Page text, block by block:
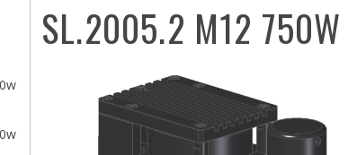
SL.2005.2 M12 750W